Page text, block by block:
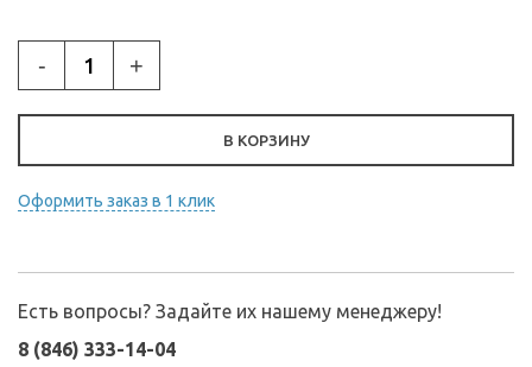
- +
В КОРЗИНУ
Оформить заказ в 1 клик
Есть вопросы? Задайте их нашему менеджеру!
8 (846) 333-14-04